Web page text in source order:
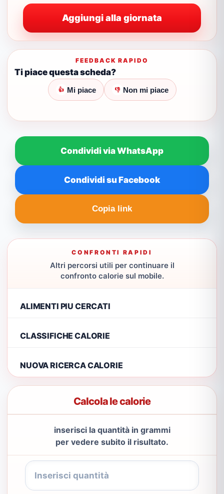
Aggiungi alla giornata
FEEDBACK RAPIDO
Ti piace questa scheda?
👍 Mi piace 👎 Non mi piace
Condividi via WhatsApp
Condividi su Facebook
Copia link
CONFRONTI RAPIDI
Altri percorsi utili per continuare il
confronto calorie sul mobile.
ALIMENTI PIU CERCATI
CLASSIFICHE CALORIE
NUOVA RICERCA CALORIE
Calcola le calorie
inserisci la quantità in grammi
per vedere subito il risultato.